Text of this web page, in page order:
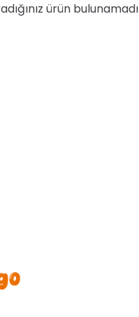
ürün bulunamadı